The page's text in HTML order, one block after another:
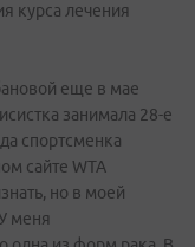
курса лечения
еще в мае
занимала 28-е
спортсменка
сайте WTA
но в моей
меня